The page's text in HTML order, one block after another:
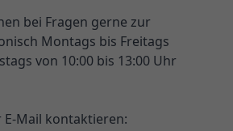
bei Fragen gerne zur
Montags bis Freitags
von 10:00 bis 13:00 Uhr
Mail kontaktieren: